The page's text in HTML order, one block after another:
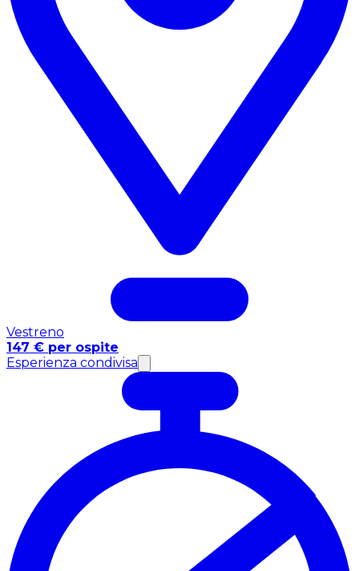
Vestreno
147 € per ospite
Esperienza condivisa